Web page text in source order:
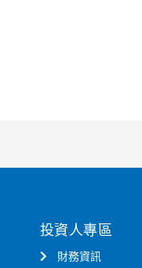
投資人專區
財務資訊